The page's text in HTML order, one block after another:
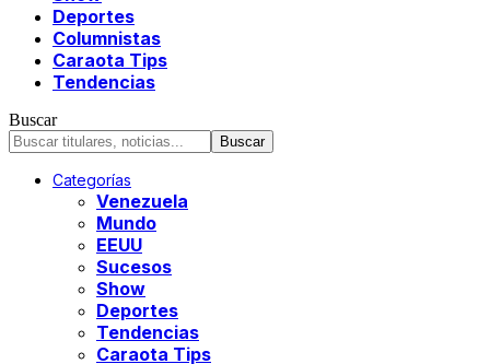
Deportes
Columnistas
Caraota Tips
Tendencias
Buscar
Categorías
Venezuela
Mundo
EEUU
Sucesos
Show
Deportes
Tendencias
Caraota Tips